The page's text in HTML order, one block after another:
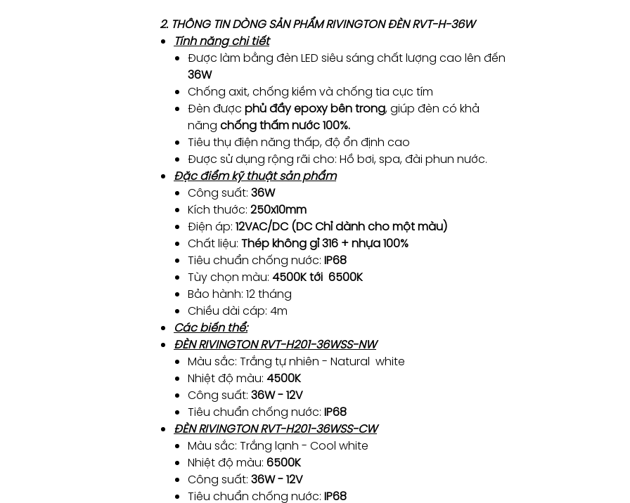
2. THÔNG TIN DÒNG SẢN PHẨM RIVINGTON ĐÈN RVT-H-36W
Tính năng chi tiết
Được làm bằng đèn LED siêu sáng chất lượng cao lên đến
36W
Chống axit, chống kiềm và chống tia cực tím
Đèn được phủ đầy epoxy bên trong, giúp đèn có khả
năng chống thấm nước 100%.
Tiêu thụ điện năng thấp, độ ổn định cao
Được sử dụng rộng rãi cho: Hồ bơi, spa, đài phun nước.
Đặc điểm kỹ thuật sản phẩm
Công suất: 36W
Kích thước: 250x10mm
Điện áp: 12VAC/DC (DC Chỉ dành cho một màu)
Chất liệu: Thép không gỉ 316 + nhựa 100%
Tiêu chuẩn chống nước: IP68
Tùy chọn màu: 4500K tới 6500K
Bảo hành: 12 tháng
Chiều dài cáp: 4m
Các biến thể:
ĐÈN RIVINGTON RVT-H201-36WSS-NW
Màu sắc: Trắng tự nhiên - Natural white
Nhiệt độ màu: 4500K
Công suất: 36W - 12V
Tiêu chuẩn chống nước: IP68
ĐÈN RIVINGTON RVT-H201-36WSS-CW
Màu sắc: Trắng lạnh - Cool white
Nhiệt độ màu: 6500K
Công suất: 36W - 12V
Tiêu chuẩn chống nước: IP68